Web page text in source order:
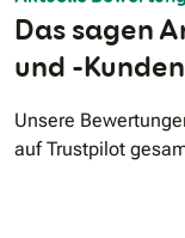
Das sagen
und -Kunden
Unsere
auf Trustpilot